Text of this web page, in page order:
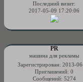
Последний визит:
2017-05-09 17:20:06
PR
машина для рекламы
Зарегистрирован: 2013-
Приглашений: 0
Сообщений: 5274